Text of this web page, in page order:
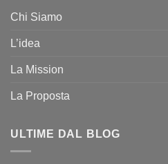
Chi Siamo
L’idea
La Mission
La Proposta
ULTIME DAL BLOG